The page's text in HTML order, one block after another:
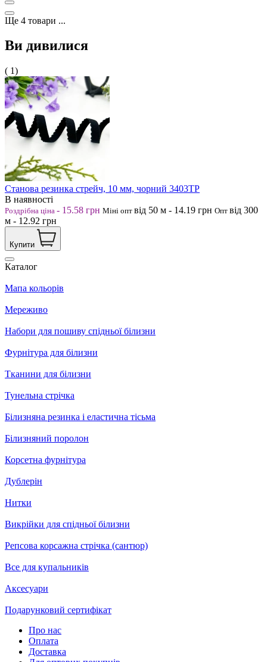
Ще 4 товари ...
Ви дивилися
( 1)
Станова резинка стрейч, 10 мм, чорний 3403ТР
В наявності
Роздрібна ціна - 15.58 грн Міні опт від 50 м - 14.19 грн Опт від 300
м - 12.92 грн
Купити
Каталог
Мапа кольорів
Мереживо
Набори для пошиву спідньої білизни
Фурнітура для білизни
Тканини для білизни
Тунельна стрічка
Білизняна резинка і еластична тісьма
Білизняний поролон
Корсетна фурнітура
Дублерін
Нитки
Викрійки для спідньої білизни
Репсова корсажна стрічка (сантюр)
Все для купальників
Аксесуари
Подарунковий сертифікат
Про нас
Оплата
Доставка